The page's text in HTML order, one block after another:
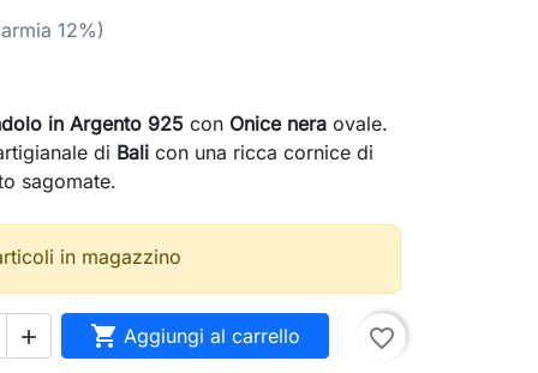
12%)
in Argento 925 con Onice nera ovale.
di Bali con una ricca cornice di
sagomate.
in magazzino
  Aggiungi al carrello favorite_border